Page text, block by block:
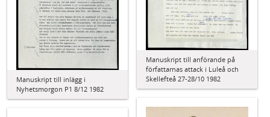
Manuskript till anförande på
författarnas attack i Luleå och
Skellefteå 27-28/10 1982
Manuskript till inlägg i
Nyhetsmorgon P1 8/12 1982